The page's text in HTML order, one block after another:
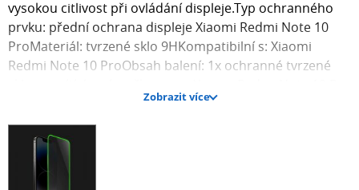
vysokou citlivost při ovládání displeje.Typ ochranného
prvku: přední ochrana displeje Xiaomi Redmi Note 10
ProMateriál: tvrzené sklo 9HKompatibilní s: Xiaomi
Redmi Note 10 ProObsah balení: 1x ochranné tvrzené
, 1x hadřík pro aplikaci skla na displej telefonu.
Fotografie skla mohou být ilustrativní.
Zobrazit více